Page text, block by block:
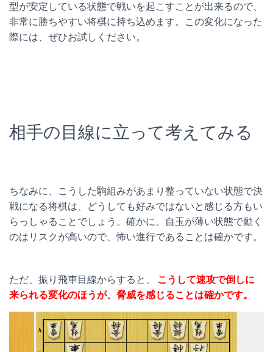
型が安定している状態で戦いを起こすことが出来るので、
非常に勝ちやすい将棋に持ち込めます。この変化になった
際には、ぜひお試しください。
相手の目線に立って考えてみる
ちなみに、こうした駒組みがあまり整っていない状態で決
戦になる将棋は、どうしても好みではないと感じる方もい
らっしゃることでしょう。確かに、自玉が薄い状態で動く
のはリスクが高いので、怖い進行であることは確かです。
ただ、振り飛車目線からすると、
こうして速攻で倒しに
来られる変化のほうが、脅威を感じることは確かです。